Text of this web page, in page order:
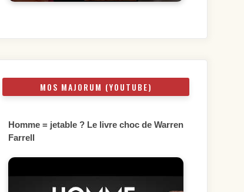
MOS MAJORUM (YOUTUBE)
Homme = jetable ? Le livre choc de Warren
Farrell